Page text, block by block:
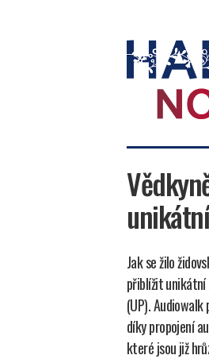
novinky
Jak se žilo
přiblížit unikátní
(UP).
díky propojení
které jsou již